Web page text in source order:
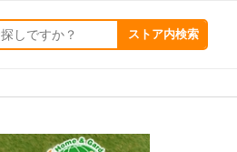
ストア内検索